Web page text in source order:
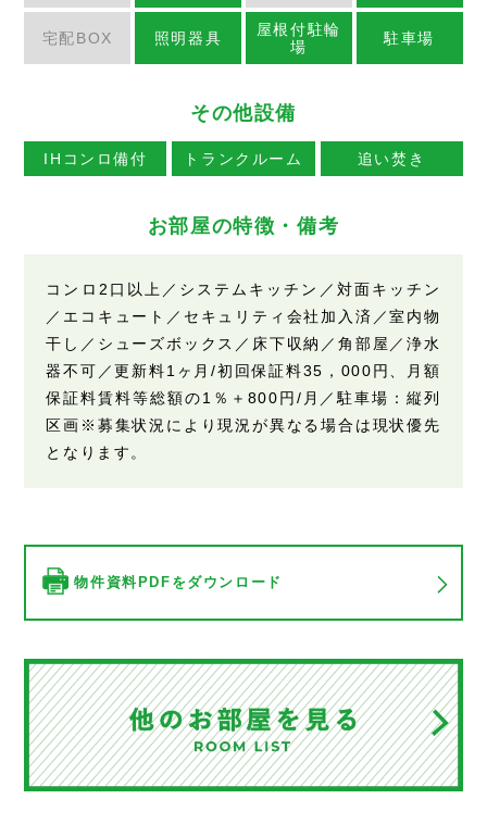
宅配BOX 照明器具
屋根付駐輪
場
駐車場
その他設備
IHコンロ備付 トランクルーム 追い焚き
お部屋の特徴・備考
コンロ2口以上／システムキッチン／対面キッチン
／エコキュート／セキュリティ会社加入済／室内物
干し／シューズボックス／床下収納／角部屋／浄水
器不可／更新料1ヶ月/初回保証料35，000円、月額
保証料賃料等総額の1％＋800円/月／駐車場：縦列
区画※募集状況により現況が異なる場合は現状優先
となります。
物件資料PDFをダウンロード